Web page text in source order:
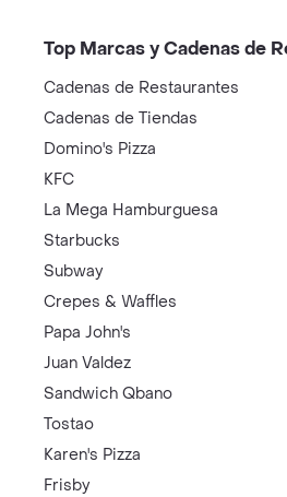
Top Marcas y Cadenas de
Cadenas de Restaurantes
Cadenas de Tiendas
Domino's Pizza
KFC
La Mega Hamburguesa
Starbucks
Subway
Crepes & Waffles
Papa John's
Juan Valdez
Sandwich Qbano
Tostao
Karen's Pizza
Frisby